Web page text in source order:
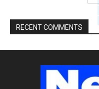
RECENT COMMENTS